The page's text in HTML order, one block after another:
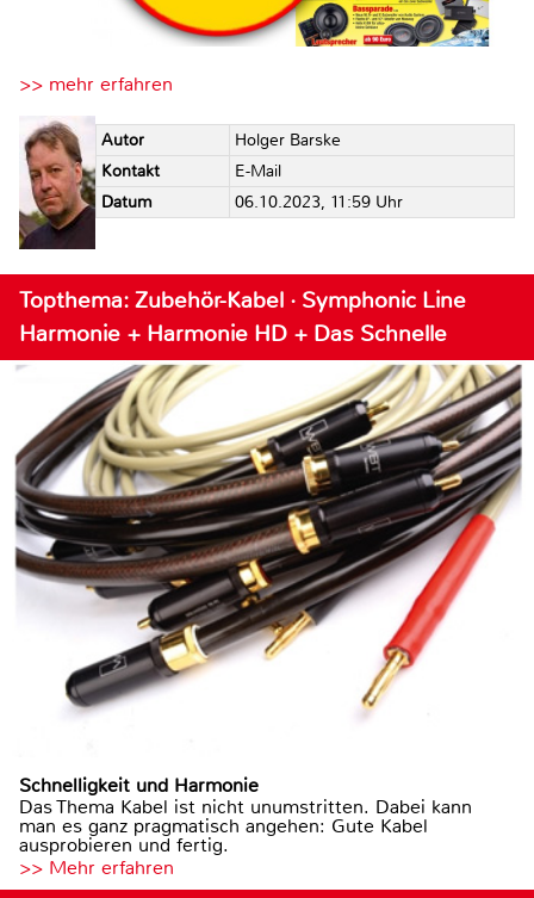
>> mehr erfahren
Autor
Holger Barske
Kontakt
E-Mail
Datum
06.10.2023, 11:59 Uhr
Topthema: Zubehör-Kabel · Symphonic Line
Harmonie + Harmonie HD + Das Schnelle
Schnelligkeit und Harmonie
Das Thema Kabel ist nicht unumstritten. Dabei kann
man es ganz pragmatisch angehen: Gute Kabel
ausprobieren und fertig.
>> Mehr erfahren